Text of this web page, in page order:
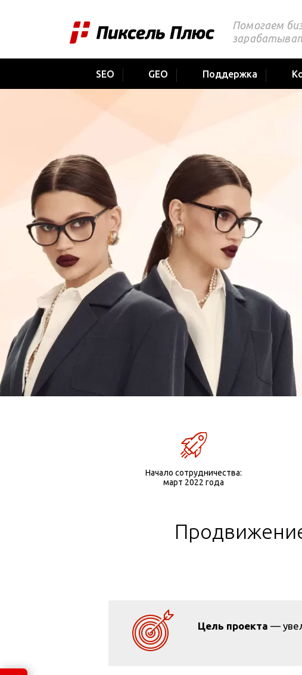
Помогаем
SEO GEO Поддержка
Начало сотрудничества:
март 2022 года
Цель проекта —